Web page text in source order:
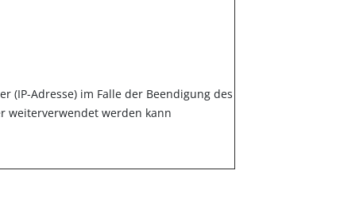
(IP-Adresse) im Falle der Beendigung des
weiterverwendet werden kann